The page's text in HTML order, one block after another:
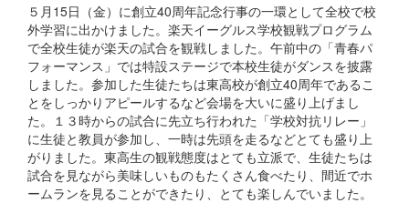
５月15日（金）に創立40周年記念行事の一環として全校で校
外学習に出かけました。楽天イーグルス学校観戦プログラム
で全校生徒が楽天の試合を観戦しました。午前中の「青春パ
フォーマンス」では特設ステージで本校生徒がダンスを披露
しました。参加した生徒たちは東高校が創立40周年であるこ
とをしっかりアピールするなど会場を大いに盛り上げまし
た。１３時からの試合に先立ち行われた「学校対抗リレー」
に生徒と教員が参加し、一時は先頭を走るなどとても盛り上
がりました。東高生の観戦態度はとても立派で、生徒たちは
試合を見ながら美味しいものもたくさん食べたり、間近でホ
ームランを見ることができたり、とても楽しんでいました。